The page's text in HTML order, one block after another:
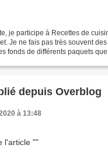
je participe à Recettes de
Je ne fais pas très souvent
fonds de différents paquets
Article publié depuis Overblog
à 13:48